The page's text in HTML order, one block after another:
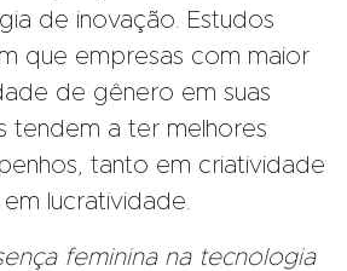
de inovação. Estudos
que empresas com maior
de gênero em suas
tendem a ter melhores
tanto em criatividade
lucratividade.
feminina na tecnologia